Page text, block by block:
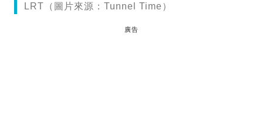
LRT（圖片來源：Tunnel Time）
廣告